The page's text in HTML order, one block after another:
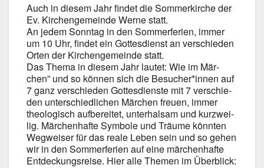
Auch in die­sem Jahr fin­det die Som­mer­kir­che der
Ev. Kir­chen­ge­mein­de Wer­ne statt.
An jedem Sonn­tag in den Som­mer­fe­ri­en, immer
um 10 Uhr, fin­det ein Got­tes­dienst an ver­schie­den
Orten der Kir­chen­ge­mein­de statt.
Das The­ma in die­sem Jahr lau­tet: Wie im Mär­
chen” und so kön­nen sich die Besucher*innen auf
7 ganz ver­schie­den Got­tes­diens­te mit 7 ver­schie­
den unter­schied­li­chen Mär­chen freu­en, immer
theo­lo­gisch auf­be­rei­tet, unter­hal­sam und kurz­wei­
lig. Mär­chen­haf­te Sym­bo­le und Träu­me könn­ten
Weg­wei­ser für das rea­le Leben sein und so gehen
wir in den Som­mer­fe­ri­en auf eine mär­chen­haf­te
Ent­de­ckungs­rei­se. Hier alle The­men im Über­blick: